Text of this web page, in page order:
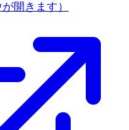
開きます）